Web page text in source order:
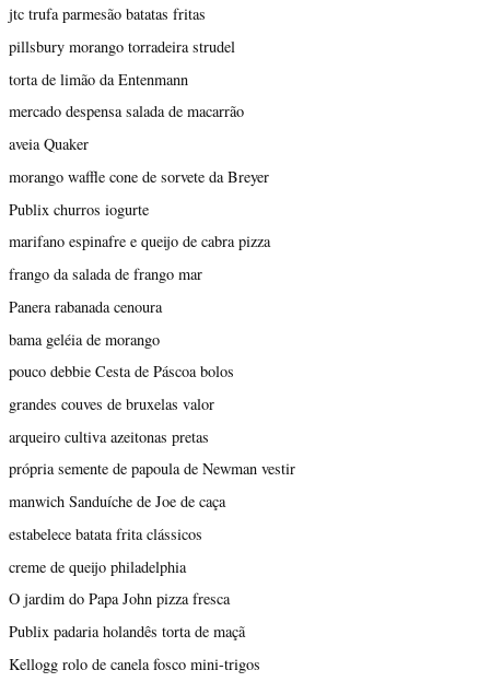
jtc trufa parmesão batatas fritas
pillsbury morango torradeira strudel
torta de limão da Entenmann
mercado despensa salada de macarrão
aveia Quaker
morango waffle cone de sorvete da Breyer
Publix churros iogurte
marifano espinafre e queijo de cabra pizza
frango da salada de frango mar
Panera rabanada cenoura
bama geléia de morango
pouco debbie Cesta de Páscoa bolos
grandes couves de bruxelas valor
arqueiro cultiva azeitonas pretas
própria semente de papoula de Newman vestir
manwich Sanduíche de Joe de caça
estabelece batata frita clássicos
creme de queijo philadelphia
O jardim do Papa John pizza fresca
Publix padaria holandês torta de maçã
Kellogg rolo de canela fosco mini-trigos